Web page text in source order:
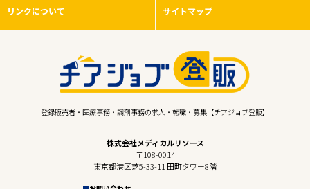
リンクについて サイトマップ
登録販売者・医療事務・調剤事務の求人・転職・募集【チアジョブ登販】
株式会社メディカルリソース
〒108-0014
東京都港区芝5-33-11 田町タワー8階